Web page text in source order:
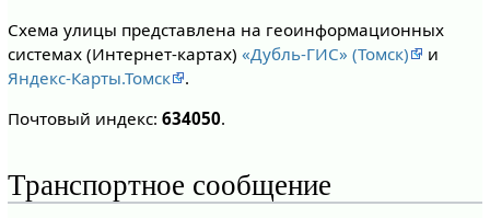
Схема улицы представлена на геоинформационных
системах (Интернет-картах) «Дубль-ГИС» (Томск)
и
Яндекс-Карты.Томск
.
Почтовый индекс: 634050.
Транспортное сообщение